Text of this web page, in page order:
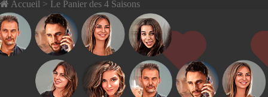
Accueil > Le Panier des 4 Saisons